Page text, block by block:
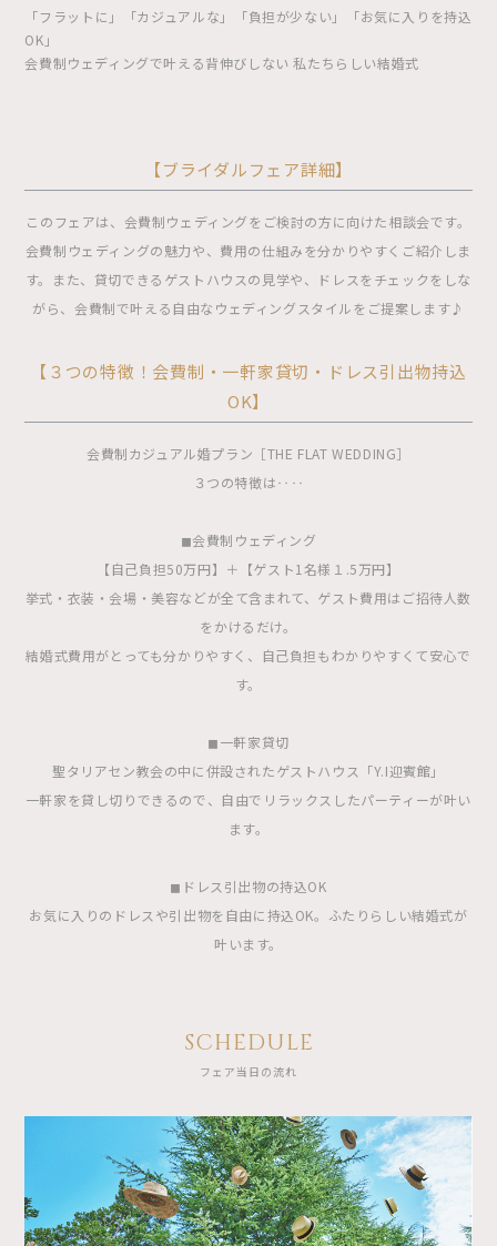
「フラットに」「カジュアルな」「負担が少ない」「お気に入りを持込
OK」
会費制ウェディングで叶える背伸びしない 私たちらしい結婚式
【ブライダルフェア詳細】
このフェアは、会費制ウェディングをご検討の方に向けた相談会です。
会費制ウェディングの魅力や、費用の仕組みを分かりやすくご紹介しま
す。また、貸切できるゲストハウスの見学や、ドレスをチェックをしな
がら、会費制で叶える自由なウェディングスタイルをご提案します♪
【３つの特徴！会費制・一軒家貸切・ドレス引出物持込
OK】
会費制カジュアル婚プラン［THE FLAT WEDDING］
３つの特徴は‥‥
◼︎会費制ウェディング
【自己負担50万円】＋【ゲスト1名様１.5万円】
挙式・衣装・会場・美容などが全て含まれて、ゲスト費用はご招待人数
をかけるだけ。
結婚式費用がとっても分かりやすく、自己負担もわかりやすくて安心で
す。
◼︎一軒家貸切
聖タリアセン教会の中に併設されたゲストハウス「Y.I迎賓館」
一軒家を貸し切りできるので、自由でリラックスしたパーティーが叶い
ます。
◼︎ドレス引出物の持込OK
お気に入りのドレスや引出物を自由に持込OK。ふたりらしい結婚式が
叶います。
SCHEDULE
フェア当日の流れ